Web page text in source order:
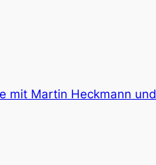
mit Martin Heckmann und